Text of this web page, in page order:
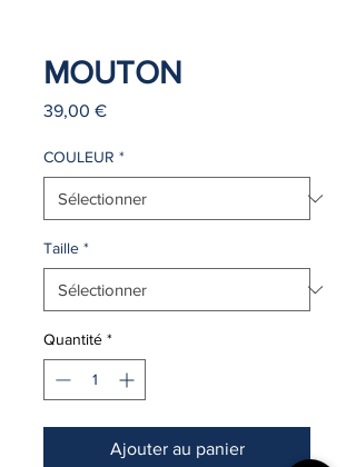
MOUTON
39,00 €Prix
COULEUR *
Taille *
Quantité *
Ajouter au panier